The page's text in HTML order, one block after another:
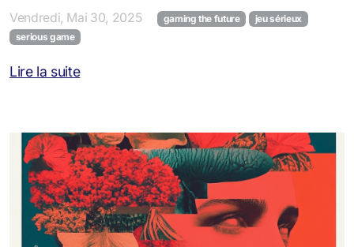
Vendredi, Mai 30, 2025 gaming the future
jeu sérieux
serious game
Lire la suite